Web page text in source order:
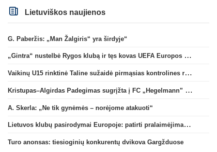
Lietuviškos naujienos
G. Paberžis: „Man Žalgiris“ yra širdyje“
„Gintra“ nustelbė Rygos klubą ir tęs kovas UEFA Europos taurės atrankoje
Vaikinų U15 rinktinė Taline sužaidė pirmąsias kontrolines rungtynes
Kristupas–Algirdas Padegimas sugrįžta į FC „Hegelmann” B sudėtį
A. Skerla: „Ne tik gynėmės – norėjome atakuoti“
Lietuvos klubų pasirodymai Europoje: patirti pralaimėjimai Kroatijos atstovams
Turo anonsas: tiesioginių konkurentų dvikova Gargžduose